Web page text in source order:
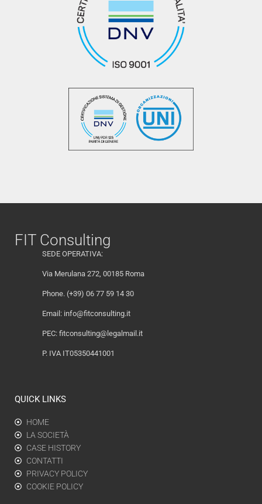
FIT Consulting
SEDE OPERATIVA:
Via Merulana 272, 00185 Roma
Phone. (+39) 06 77 59 14 30
Email: info@fitconsulting.it
PEC: fitconsulting@legalmail.it
P. IVA IT05350441001
QUICK LINKS
HOME
LA SOCIETÀ
CASE HISTORY
CONTATTI
PRIVACY POLICY
COOKIE POLICY